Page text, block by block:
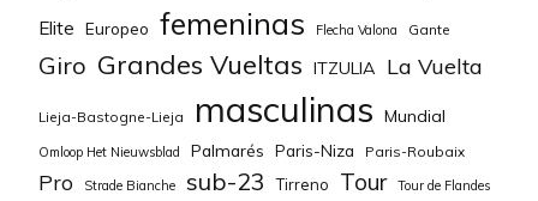
Elite Europeo femeninas Flecha Valona Gante
Giro Grandes Vueltas ITZULIA La Vuelta
Lieja-Bastogne-Lieja masculinas Mundial
Omloop Het Nieuwsblad Palmarés Paris-Niza Paris-Roubaix
Pro Strade Bianche sub-23 Tirreno Tour Tour de Flandes